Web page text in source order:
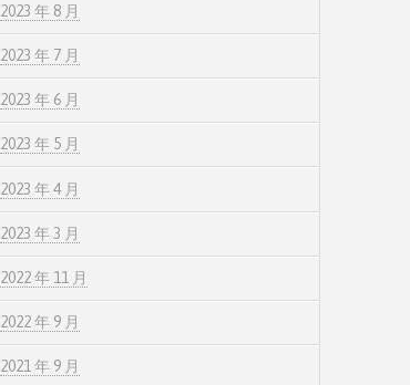
2023 年 8 月
2023 年 7 月
2023 年 6 月
2023 年 5 月
2023 年 4 月
2023 年 3 月
2022 年 11 月
2022 年 9 月
2021 年 9 月